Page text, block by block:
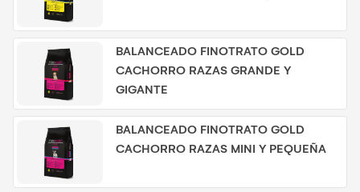
BALANCEADO FINOTRATO GOLD
CACHORRO RAZAS GRANDE Y
GIGANTE
BALANCEADO FINOTRATO GOLD
CACHORRO RAZAS MINI Y PEQUEÑA